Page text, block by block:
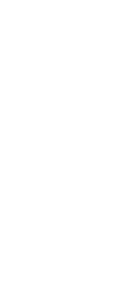
正午までのご注文で当日発
休業日(水曜日、第1．3木
します。 営業日カレンダー
配達ご希望日がない場合は
※最短でのお届けをご希望
お届けの地域によっては、
ご不明な点はお気軽にお問